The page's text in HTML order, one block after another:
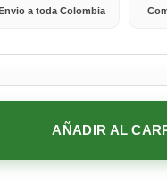
a toda Colombia
AÑADIR AL